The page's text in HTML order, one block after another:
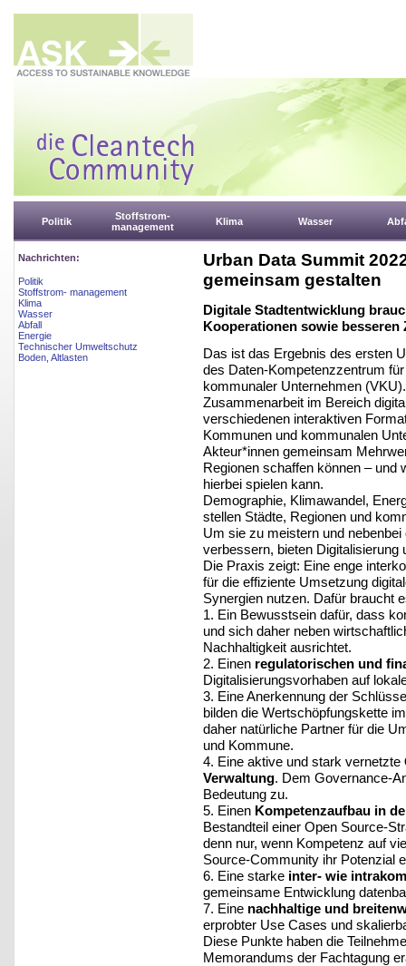
Politik
Stoffstrom-
management
Klima Wasser
Nachrichten:
Politik
Stoffstrom- management
Klima
Wasser
Abfall
Energie
Technischer Umweltschutz
Boden, Altlasten
Urban Data Summit
gemeinsam gestalten
Digitale Stadtentwicklung
Kooperationen sowie besseren
Das ist das Ergebnis des ersten
des Daten-Kompetenzzentrum
kommunaler Unternehmen
Zusammenarbeit im Bereich
verschiedenen interaktiven
Kommunen und kommunalen
Akteur*innen gemeinsam
Regionen schaffen können – und
hierbei spielen kann.
Demographie, Klimawandel,
stellen Städte, Regionen und
Um sie zu meistern und
verbessern, bieten
Die Praxis zeigt: Eine enge
für die effiziente Umsetzung
Synergien nutzen. Dafür braucht
1. Ein Bewusstsein dafür, dass
und sich daher neben
Nachhaltigkeit ausrichtet.
2. Einen regulatorischen und
Digitalisierungsvorhaben auf
3. Eine Anerkennung der
bilden die Wertschöpfungskette
daher natürliche Partner für die
und Kommune.
4. Eine aktive und stark vernetzte
Verwaltung. Dem Governance-
Bedeutung zu.
5. Einen Kompetenzaufbau in
Bestandteil einer Open Source-
denn nur, wenn Kompetenz auf
Source-Community ihr Potenzial
6. Eine starke inter- wie
gemeinsame Entwicklung
7. Eine nachhaltige und
erprobter Use Cases und
Diese Punkte haben die
Memorandums der Fachtagung